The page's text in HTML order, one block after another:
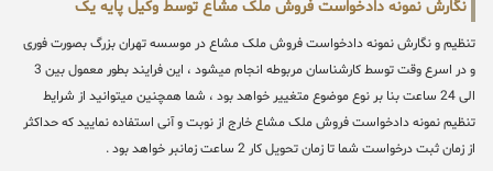
نگارش نمونه دادخواست فروش ملک مشاع توسط وکیل پایه یک
تنظیم و نگارش نمونه دادخواست فروش ملک مشاع در موسسه تهران بزرگ بصورت فوری
و در اسرع وقت توسط کارشناسان مربوطه انجام میشود ، این فرایند بطور معمول بین 3
الی 24 ساعت بنا بر نوع موضوع متغییر خواهد بود ، شما همچنین میتوانید از شرایط
تنظیم نمونه دادخواست فروش ملک مشاع خارج از نوبت و آنی استفاده نمایید که حداکثر
از زمان ثبت درخواست شما تا زمان تحویل کار 2 ساعت زمانبر خواهد بود .